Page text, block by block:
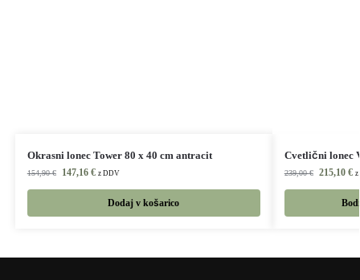
Okrasni lonec Tower 80 x 40 cm antracit
154,90€ 147,16 € z DDV
Dodaj v košarico
Cvetlični lonec
239,00€ 215,10 € z